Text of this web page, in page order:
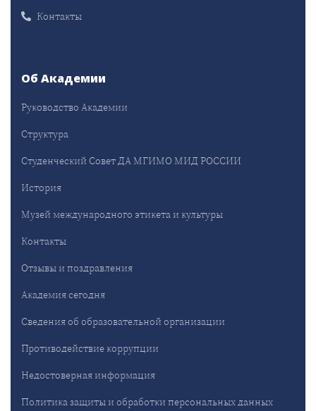
Контакты
Об Академии
Руководство Академии
Структура
Студенческий Совет ДА МГИМО МИД РОССИИ
История
Музей международного этикета и культуры
Контакты
Отзывы и поздравления
Академия сегодня
Сведения об образовательной организации
Противодействие коррупции
Недостоверная информация
Политика защиты и обработки персональных данных